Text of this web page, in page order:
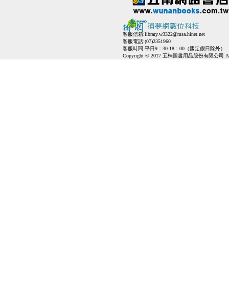
客服信箱:library.w3322@msa.hinet.net
客服電話:(07)2351960
客服時間:平日9：30-18：00（國定假日除外）
Copyright © 2017 五楠圖書用品股份有限公司